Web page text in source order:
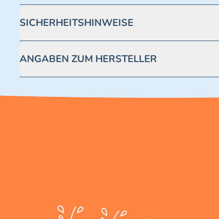
SICHERHEITSHINWEISE
ANGABEN ZUM HERSTELLER